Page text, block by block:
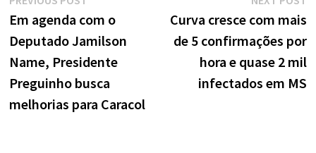
de
Post
post:
Em agenda com o
Deputado Jamilson
Name, Presidente
Preguinho busca
melhorias para Caracol
Curva cresce com mais
de 5 confirmações por
hora e quase 2 mil
infectados em MS